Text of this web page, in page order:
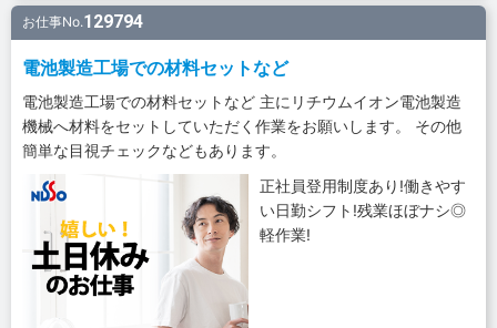
お仕事No.129794
電池製造工場での材料セットなど
電池製造工場での材料セットなど 主にリチウムイオン電池製造
機械へ材料をセットしていただく作業をお願いします。 その他
簡単な目視チェックなどもあります。
正社員登用制度あり!働きやす
い日勤シフト!残業ほぼナシ◎
軽作業!